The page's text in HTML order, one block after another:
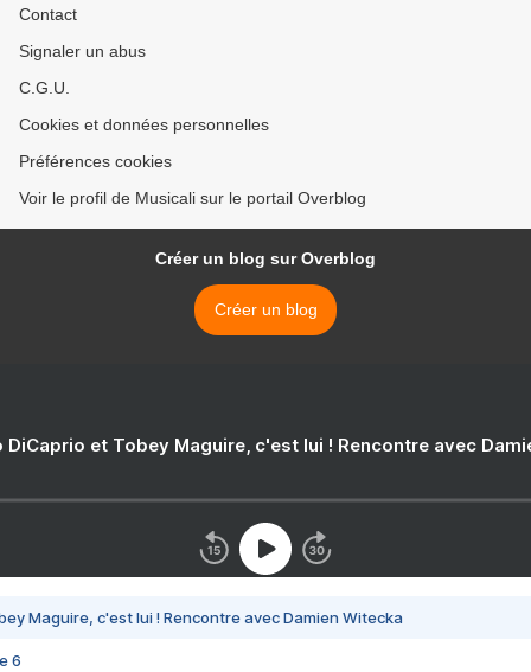
Contact
Signaler un abus
C.G.U.
Cookies et données personnelles
Préférences cookies
Voir le profil de Musicali sur le portail Overblog
Créer un blog sur Overblog
Créer un blog
DiCaprio et Tobey Maguire, c'est lui ! Rencontre avec
Maguire, c'est lui ! Rencontre avec Damien Witecka
6